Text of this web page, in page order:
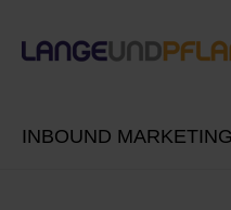
INBOUND